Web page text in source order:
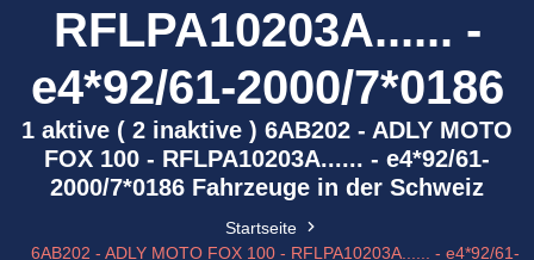
RFLPA10203A...... -
e4*92/61-2000/7*0186
1 aktive ( 2 inaktive ) 6AB202 - ADLY MOTO
FOX 100 - RFLPA10203A...... - e4*92/61-
2000/7*0186 Fahrzeuge in der Schweiz
Startseite
6AB202 - ADLY MOTO FOX 100 - RFLPA10203A...... - e4*92/61-